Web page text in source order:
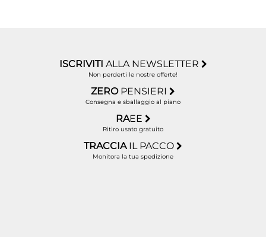
ISCRIVITI ALLA NEWSLETTER
Non perderti le nostre offerte!
ZERO PENSIERI
Consegna e sballaggio al piano
RAEE
Ritiro usato gratuito
TRACCIA IL PACCO
Monitora la tua spedizione